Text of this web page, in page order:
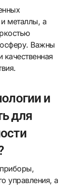
металлы, а
Важны
и
для
управления, а